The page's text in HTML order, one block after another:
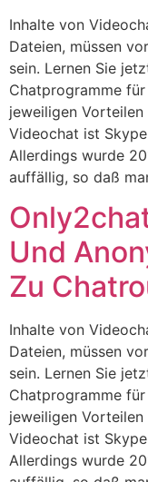
Inhalte von
Dateien, müssen
sein. Lernen Sie
Chatprogramme
jeweiligen Vorteilen
Videochat ist
Allerdings wurde
auffällig, so daß
Und
Zu
Inhalte von
Dateien, müssen
sein. Lernen Sie
Chatprogramme
jeweiligen Vorteilen
Videochat ist
Allerdings wurde